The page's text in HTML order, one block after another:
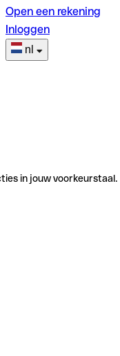
Open een rekening
Inloggen
nl
in jouw voorkeurstaal.